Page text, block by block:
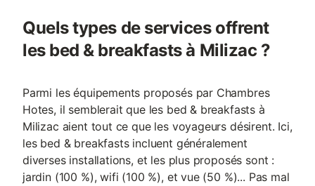
Quels types de services offrent
les bed & breakfasts à Milizac ?
Parmi les équipements proposés par Chambres
Hotes, il semblerait que les bed & breakfasts à
Milizac aient tout ce que les voyageurs désirent. Ici,
les bed & breakfasts incluent généralement
diverses installations, et les plus proposés sont :
jardin (100 %), wifi (100 %), et vue (50 %)... Pas mal